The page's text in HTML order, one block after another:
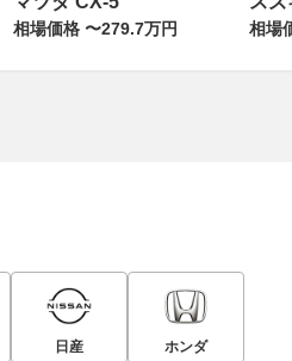
相場価格 〜279.7万円 相場
日産 ホンダ